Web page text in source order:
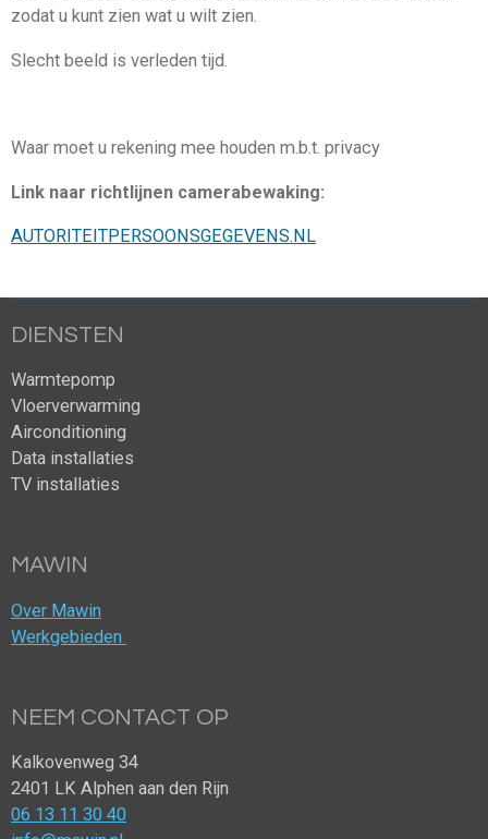
zodat u kunt zien wat u wilt zien.
Slecht beeld is verleden tijd.
Waar moet u rekening mee houden m.b.t. privacy
Link naar richtlijnen camerabewaking:
AUTORITEITPERSOONSGEGEVENS.NL
DIENSTEN
Warmtepomp
Vloerverwarming
Airconditioning
Data installaties
TV installaties
MAWIN
Over Mawin
Werkgebieden
NEEM CONTACT OP
Kalkovenweg 34
2401 LK Alphen aan den Rijn
06 13 11 30 40